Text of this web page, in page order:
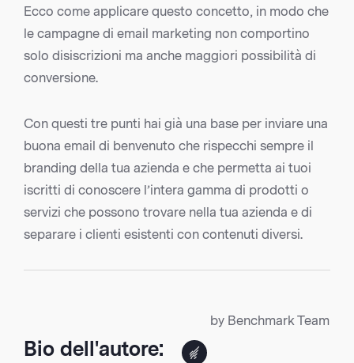
Ecco come applicare questo concetto, in modo che
le campagne di email marketing non comportino
solo disiscrizioni ma anche maggiori possibilità di
conversione.
Con questi tre punti hai già una base per inviare una
buona email di benvenuto che rispecchi sempre il
branding della tua azienda e che permetta ai tuoi
iscritti di conoscere l’intera gamma di prodotti o
servizi che possono trovare nella tua azienda e di
separare i clienti esistenti con contenuti diversi.
Bio dell'autore:
by Benchmark Team